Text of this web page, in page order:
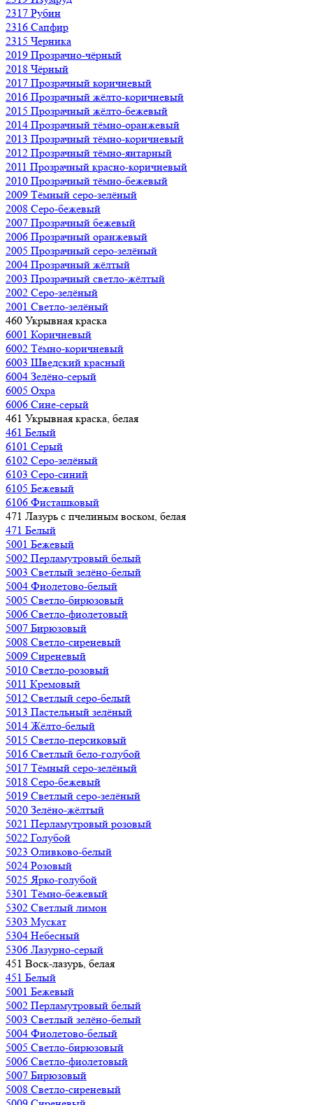
2317 Рубин
2316 Сапфир
2315 Черника
2019 Прозрачно-чёрный
2018 Чёрный
2017 Прозрачный коричневый
2016 Прозрачный жёлто-коричневый
2015 Прозрачный жёлто-бежевый
2014 Прозрачный тёмно-оранжевый
2013 Прозрачный тёмно-коричневый
2012 Прозрачный тёмно-янтарный
2011 Прозрачный красно-коричневый
2010 Прозрачный тёмно-бежевый
2009 Тёмный серо-зелёный
2008 Серо-бежевый
2007 Прозрачный бежевый
2006 Прозрачный оранжевый
2005 Прозрачный серо-зелёный
2004 Прозрачный жёлтый
2003 Прозрачный светло-жёлтый
2002 Серо-зелёный
2001 Светло-зелёный
460 Укрывная краска
6001 Коричневый
6002 Тёмно-коричневый
6003 Шведский красный
6004 Зелёно-серый
6005 Охра
6006 Сине-серый
461 Укрывная краска, белая
461 Белый
6101 Серый
6102 Серо-зелёный
6103 Серо-синий
6105 Бежевый
6106 Фисташковый
471 Лазурь с пчелиным воском, белая
471 Белый
5001 Бежевый
5002 Перламутровый белый
5003 Светлый зелёно-белый
5004 Фиолетово-белый
5005 Светло-бирюзовый
5006 Светло-фиолетовый
5007 Бирюзовый
5008 Светло-сиреневый
5009 Сиреневый
5010 Светло-розовый
5011 Кремовый
5012 Светлый серо-белый
5013 Пастельный зелёный
5014 Жёлто-белый
5015 Светло-персиковый
5016 Светлый бело-голубой
5017 Тёмный серо-зелёный
5018 Серо-бежевый
5019 Светлый серо-зелёный
5020 Зелёно-жёлтый
5021 Перламутровый розовый
5022 Голубой
5023 Оливково-белый
5024 Розовый
5025 Ярко-голубой
5301 Тёмно-бежевый
5302 Светлый лимон
5303 Мускат
5304 Небесный
5306 Лазурно-серый
451 Воск-лазурь, белая
451 Белый
5001 Бежевый
5002 Перламутровый белый
5003 Светлый зелёно-белый
5004 Фиолетово-белый
5005 Светло-бирюзовый
5006 Светло-фиолетовый
5007 Бирюзовый
5008 Светло-сиреневый